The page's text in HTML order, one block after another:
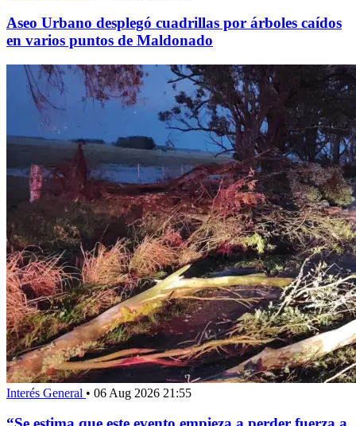
Aseo Urbano desplegó cuadrillas por árboles caídos
en varios puntos de Maldonado
Interés General • 06 Aug 2026 21:55